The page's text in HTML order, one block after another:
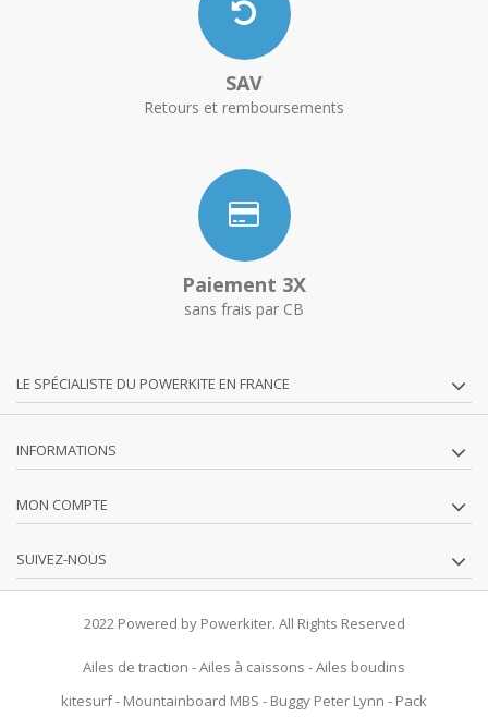
SAV
Retours et remboursements
Paiement 3X
sans frais par CB
LE SPÉCIALISTE DU POWERKITE EN FRANCE
INFORMATIONS
MON COMPTE
SUIVEZ-NOUS
2022 Powered by Powerkiter. All Rights Reserved
Ailes de traction -Ailes à caissons -Ailes boudins
kitesurf- Mountainboard MBS - Buggy Peter Lynn - Pack